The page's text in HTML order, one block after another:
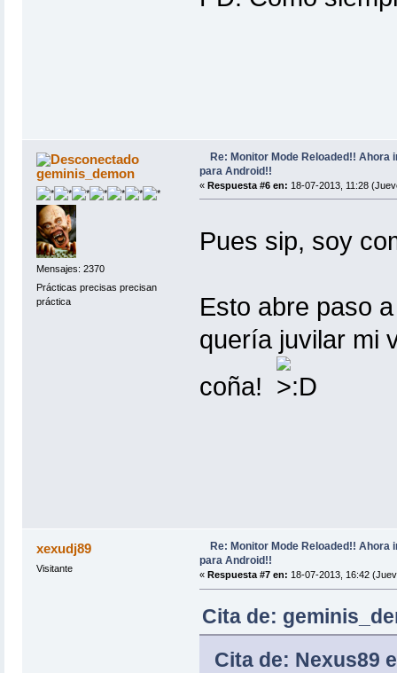
geminis_demon
Mensajes: 2370
Prácticas precisas precisan
práctica
Re: Monitor Mode Reloaded!! Ahora
para Android!!
« Respuesta #6 en: 18-07-2013, 11:28
Pues sip, soy
Esto abre paso
quería juvilar mi
coña!
xexudj89
Visitante
Re: Monitor Mode Reloaded!! Ahora
para Android!!
« Respuesta #7 en: 18-07-2013, 16:42
Cita de:
Cita de: Nexus89